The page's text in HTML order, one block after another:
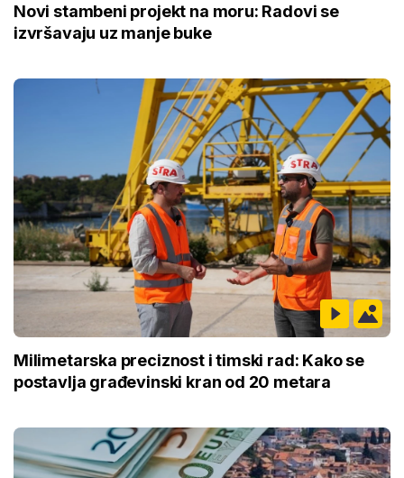
Novi stambeni projekt na moru: Radovi se
izvršavaju uz manje buke
Milimetarska preciznost i timski rad: Kako se
postavlja građevinski kran od 20 metara